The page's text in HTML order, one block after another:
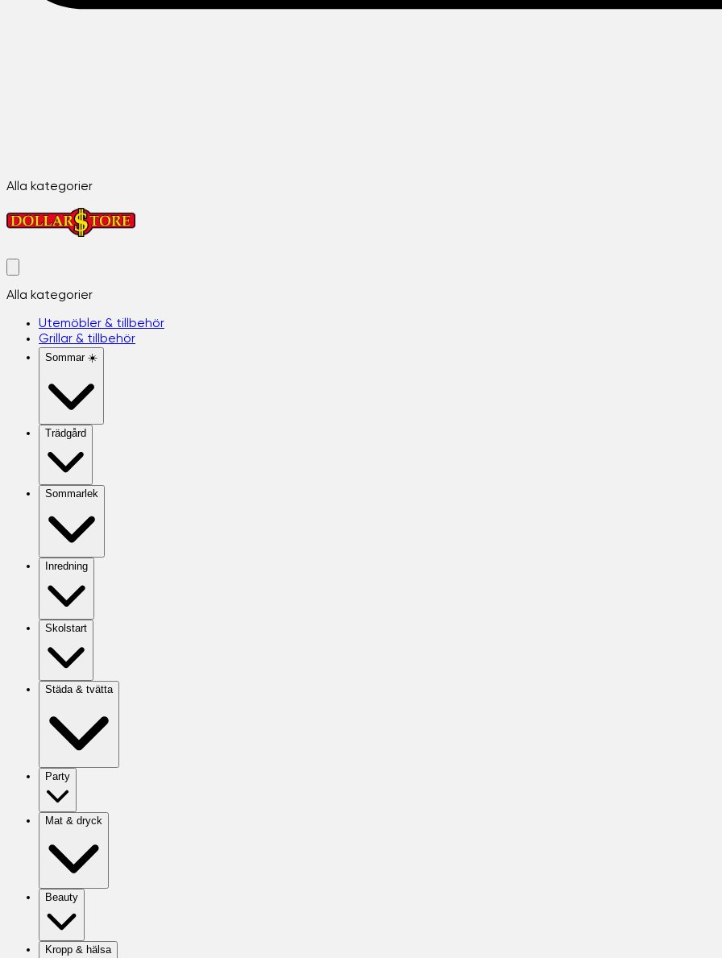
Alla kategorier
Alla kategorier
Utemöbler & tillbehör
Grillar & tillbehör
Sommar ☀️
Trädgård
Sommarlek
Inredning
Skolstart
Städa & tvätta
Party
Mat & dryck
Beauty
Kropp & hälsa